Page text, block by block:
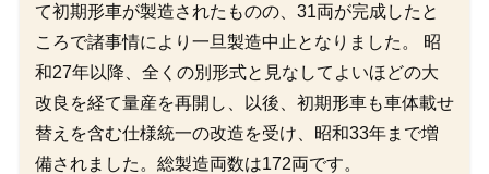
て初期形車が製造されたものの、31両が完成したと
ころで諸事情により一旦製造中止となりました。 昭
和27年以降、全くの別形式と見なしてよいほどの大
改良を経て量産を再開し、以後、初期形車も車体載せ
替えを含む仕様統一の改造を受け、昭和33年まで増
備されました。総製造両数は172両です。